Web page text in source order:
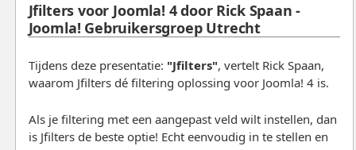
Jfilters voor Joomla! 4 door Rick Spaan -
Joomla! Gebruikersgroep Utrecht
Tijdens deze presentatie: "Jfilters", vertelt Rick Spaan,
waarom Jfilters dé filtering oplossing voor Joomla! 4 is.
Als je filtering met een aangepast veld wilt instellen, dan
is Jfilters de beste optie! Echt eenvoudig in te stellen en